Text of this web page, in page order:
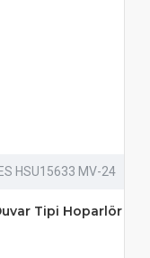
HSU15633 MV-24
Tipi Hoparlör